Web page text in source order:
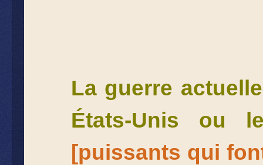
La guerre
États-Unis ou
[puissants qui